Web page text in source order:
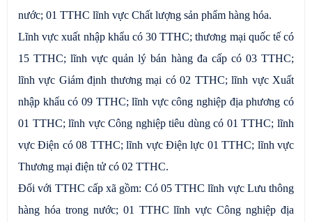
nước; 01 TTHC lĩnh vực Chất lượng sản phẩm hàng hóa.
Lĩnh vực xuất nhập khẩu có 30 TTHC; thương mại quốc tế có
15 TTHC; lĩnh vực quản lý bán hàng đa cấp có 03 TTHC;
lĩnh vực Giám định thương mại có 02 TTHC; lĩnh vực Xuất
nhập khẩu có 09 TTHC; lĩnh vực công nghiệp địa phương có
01 TTHC; lĩnh vực Công nghiệp tiêu dùng có 01 TTHC; lĩnh
vực Điện có 08 TTHC; lĩnh vực Điện lực 01 TTHC; lĩnh vực
Thương mại điện tử có 02 TTHC.
Đối với TTHC cấp xã gồm: Có 05 TTHC lĩnh vực Lưu thông
hàng hóa trong nước; 01 TTHC lĩnh vực Công nghiệp địa